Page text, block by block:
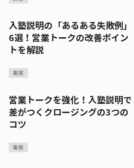
入塾説明の「あるある失敗例」
6選！営業トークの改善ポイン
トを解説
集客
営業トークを強化！入塾説明で
差がつくクロージングの3つの
コツ
集客